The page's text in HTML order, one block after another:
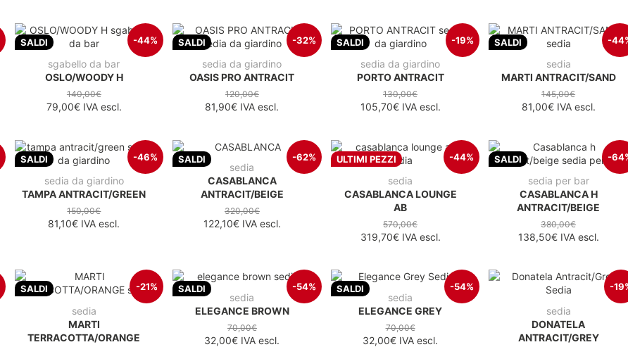
SALDI -44%
sgabello da bar
OSLO/WOODY H
140,00€
79,00€IVA escl.
SALDI -32%
sedia da giardino
OASIS PRO ANTRACIT
120,00€
81,90€ IVA escl.
SALDI -19%
sedia da giardino
PORTO ANTRACIT
130,00€
105,70€IVA escl.
SALDI -
sedia
MARTI ANTRACIT/SAND
145,00€
81,00€IVA escl.
SALDI -46%
sedia da giardino
TAMPA ANTRACIT/GREEN
150,00€
81,10€ IVA escl.
SALDI -62%
sedia
CASABLANCA
ANTRACIT/BEIGE
320,00€
122,10€IVA escl.
ULTIMI PEZZI -44%
sedia
CASABLANCA LOUNGE
AB
570,00€
319,70€IVA escl.
SALDI -
sedia per bar
CASABLANCA H
ANTRACIT/BEIGE
380,00€
138,50€IVA escl.
SALDI -21%
sedia
MARTI
TERRACOTTA/ORANGE
SALDI -54%
sedia
ELEGANCE BROWN
70,00€
32,00€ IVA escl.
SALDI -54%
sedia
ELEGANCE GREY
70,00€
32,00€ IVA escl.
-
sedia
DONATELA
ANTRACIT/GREY